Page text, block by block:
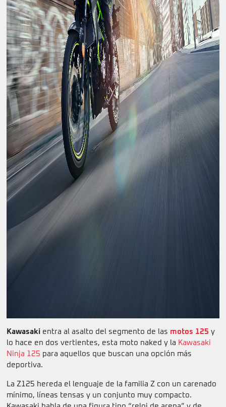
Kawasaki entra al asalto del segmento de las motos 125 y
lo hace en dos vertientes, esta moto naked y la Kawasaki
Ninja 125 para aquellos que buscan una opción más
deportiva.
La Z125 hereda el lenguaje de la familia Z con un carenado
mínimo, líneas tensas y un conjunto muy compacto.